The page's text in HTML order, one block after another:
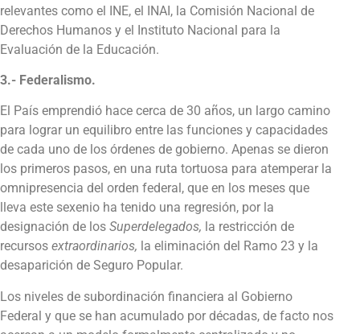
relevantes como el INE, el INAI, la Comisión Nacional de
Derechos Humanos y el Instituto Nacional para la
Evaluación de la Educación.
3.- Federalismo.
El País emprendió hace cerca de 30 años, un largo camino
para lograr un equilibro entre las funciones y capacidades
de cada uno de los órdenes de gobierno. Apenas se dieron
los primeros pasos, en una ruta tortuosa para atemperar la
omnipresencia del orden federal, que en los meses que
lleva este sexenio ha tenido una regresión, por la
designación de los Superdelegados, la restricción de
recursos extraordinarios, la eliminación del Ramo 23 y la
desaparición de Seguro Popular.
Los niveles de subordinación financiera al Gobierno
Federal y que se han acumulado por décadas, de facto nos